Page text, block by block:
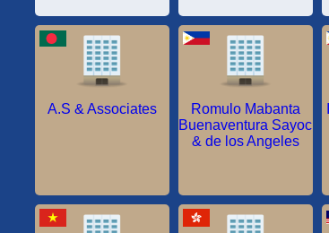
A.S & Associates
Romulo Mabanta
Buenaventura Sayoc
& de los Angeles